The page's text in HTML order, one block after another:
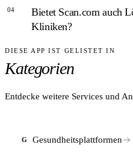
Die Befunde werden
die Plattform direkt an
04
Bietet Scan.com auch
Kliniken?
ANTWORT
Ja. Über eine proprietäre
Bildgebungspartnern
DIESE APP IST GELISTET IN
Kategorien
Entdecke weitere Services und
G Gesundheitsplattformen